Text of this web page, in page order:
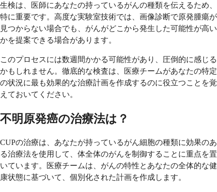
生検は、医師にあなたの持っているがんの種類を伝えるため、
特に重要です。高度な実験室技術では、画像診断で原発腫瘍が
見つからない場合でも、がんがどこから発生した可能性が高い
かを提案できる場合があります。
このプロセスには数週間かかる可能性があり、圧倒的に感じる
かもしれません。徹底的な検査は、医療チームがあなたの特定
の状況に最も効果的な治療計画を作成するのに役立つことを覚
えておいてください。
不明原発癌の治療法は？
CUPの治療は、あなたが持っているがん細胞の種類に効果のあ
る治療法を使用して、体全体のがんを制御することに重点を置
いています。医療チームは、がんの特性とあなたの全体的な健
康状態に基づいて、個別化された計画を作成します。